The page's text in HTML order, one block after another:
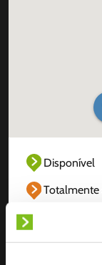
Disponível
Totalmente